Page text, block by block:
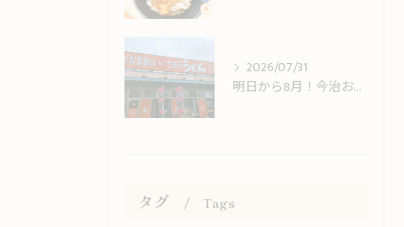
2026/07/31
明日から8月！今治おんまく＆8月限定LINEクーポンスタートのお知らせ
タグ Tags